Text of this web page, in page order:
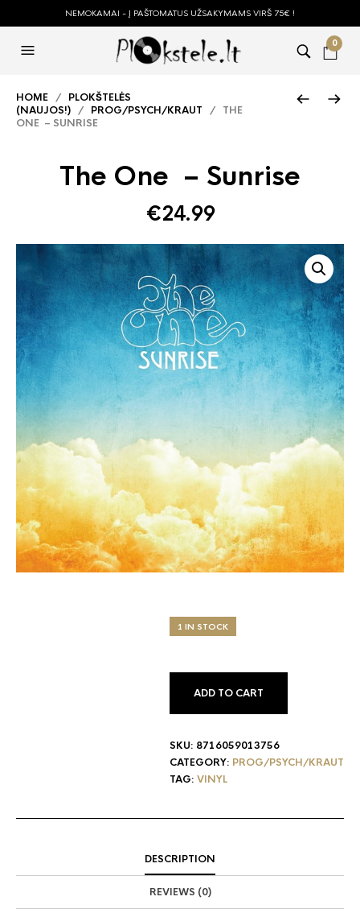
NEMOKAMAI - Į PAŠTOMATUS UŽSAKYMAMS VIRŠ 75€ !
0
HOME / PLOKŠTELĖS
(NAUJOS!) / PROG/PSYCH/KRAUT / THE
ONE – SUNRISE
The One – Sunrise
€24.99
1 IN STOCK
ADD TO CART
SKU: 8716059013756
CATEGORY: PROG/PSYCH/KRAUT
TAG: VINYL
DESCRIPTION
REVIEWS (0)